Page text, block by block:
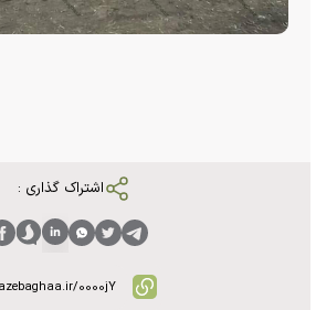
اشتراک گذاری :